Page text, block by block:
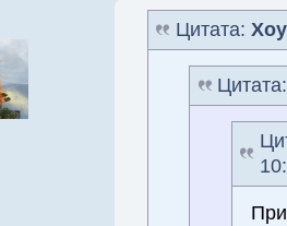
Цитата: